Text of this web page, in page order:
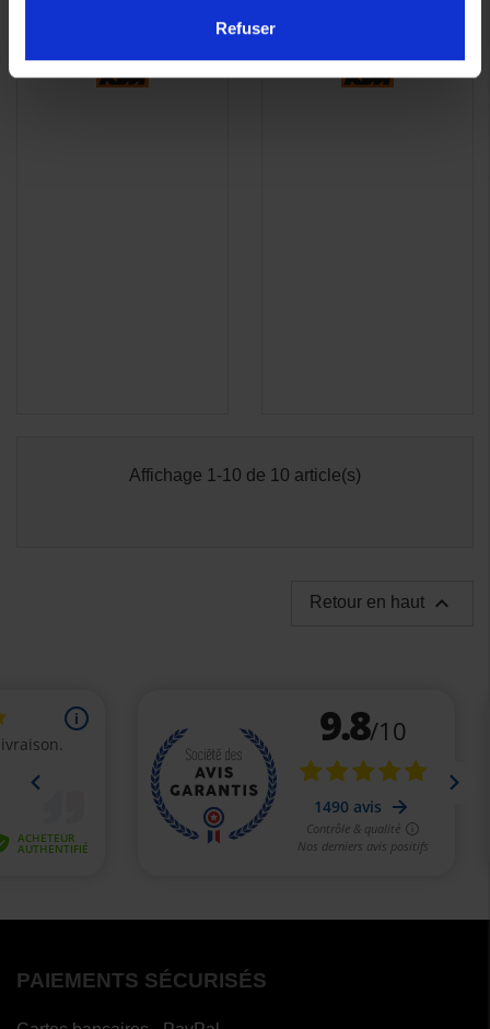
Refuser
Affichage 1-10 de 10 article(s)
Retour en haut 
PAIEMENTS SÉCURISÉS